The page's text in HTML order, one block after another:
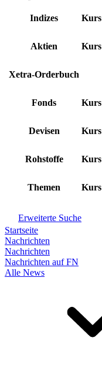
Indizes Kurs
Aktien Kurs
Xetra-Orderbuch
Fonds Kurs
Devisen Kurs
Rohstoffe Kurs
Themen Kurs
Erweiterte Suche
Startseite
Nachrichten
Nachrichten
Nachrichten auf FN
Alle News